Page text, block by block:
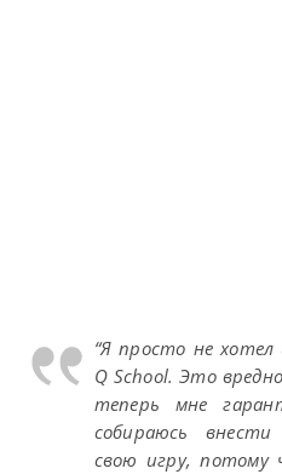
“Я просто не
Q School. Это
теперь мне
собираюсь
свою игру, потому